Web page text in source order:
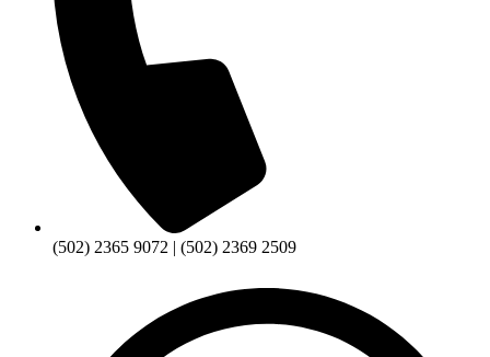
(502) 2365 9072 | (502) 2369 2509